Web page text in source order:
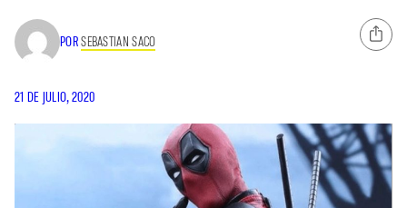
PORSEBASTIAN SACO
21 DE JULIO, 2020